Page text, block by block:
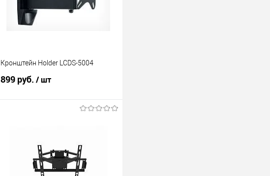
Кронштейн Holder LCDS-5004
899 руб. / шт
В избранное
В наличии